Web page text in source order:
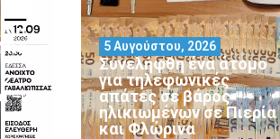
–
Συνελήφθη ένα άτομο
για τηλεφωνικές
απάτες σε βάρος
ηλικιωμένων σε Πιερία
και Φλώρινα
5 Αυγούστου, 2026